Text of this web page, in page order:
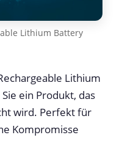
Lithium Battery
Lithium
ein Produkt, das
wird. Perfekt für
Kompromisse